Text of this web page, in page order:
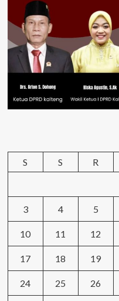
S
S R
3 4 5
10 11 12
17 18 19
24 25 26